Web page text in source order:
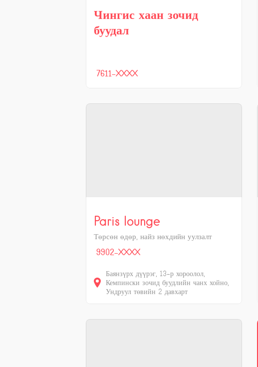
Чингис хаан зочид
буудал
7611-XXXX
Paris lounge
Төрсөн өдөр, найз нөхдийн уулзалт
9902-XXXX
Баянзүрх дүүрэг, 13-р хороолол,
Кемпински зочид буудлийн чанх хойно,
Ундруул төвийн 2 давхарт